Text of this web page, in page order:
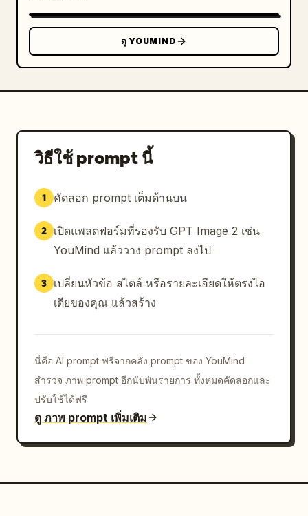
ดู YOUMIND
วิธีใช้ prompt นี้
1 คัดลอก prompt เต็มด้านบน
2
เปิดแพลตฟอร์มที่รองรับ GPT Image 2 เช่น
YouMind แล้ววาง prompt ลงไป
3
เปลี่ยนหัวข้อ สไตล์ หรือรายละเอียดให้ตรงไอ
เดียของคุณ แล้วสร้าง
นี่คือ AI prompt ฟรีจากคลัง prompt ของ YouMind
สำรวจ ภาพ prompt อีกนับพันรายการ ทั้งหมดคัดลอกและ
ปรับใช้ได้ฟรี
ดู ภาพ prompt เพิ่มเติม